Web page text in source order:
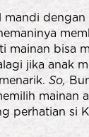
mandi
mainan bisa
jika anak
So,
mainan
perhatian si